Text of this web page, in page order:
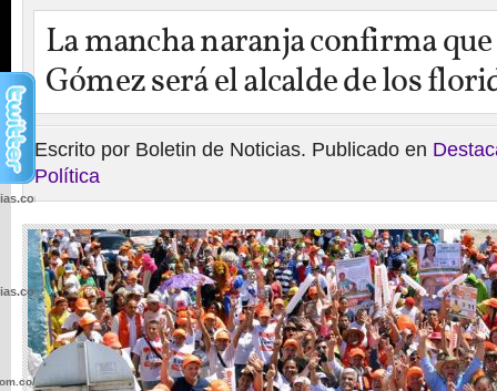
La mancha naranja confirma
Gómez será el alcalde de los
Escrito por Boletin de Noticias. Publicado en
Política
wp-
wp-
wp-